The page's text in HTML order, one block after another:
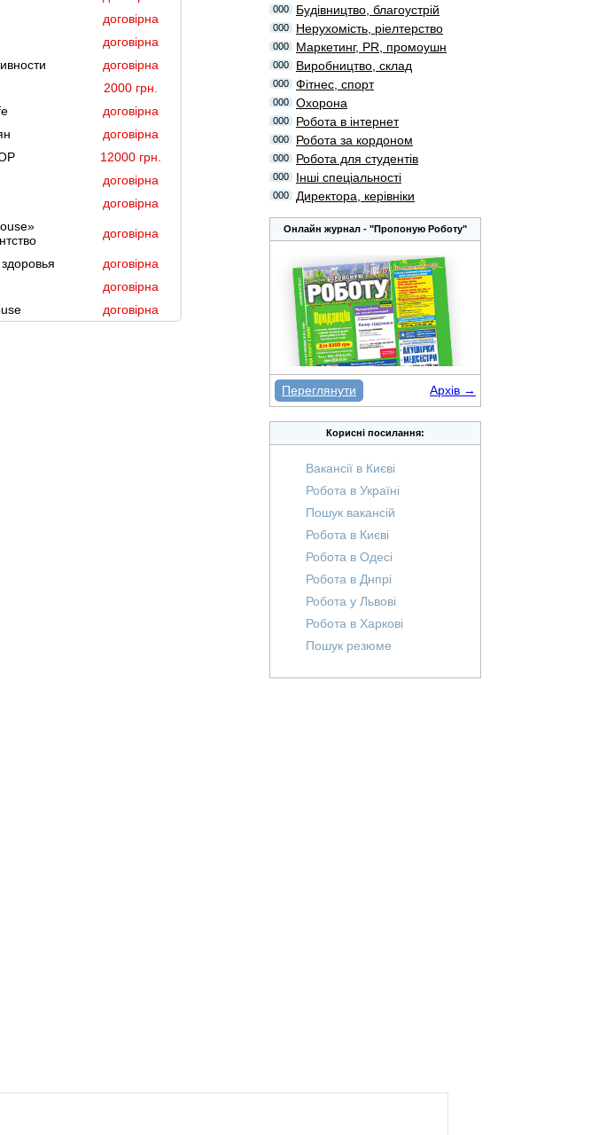
договірна
договірна
договірна
2000 грн.
договірна
договірна
12000 грн.
договірна
договірна
договірна
договірна
договірна
договірна
000 Будівництво, благоустрій
000 Нерухомість, ріелтерство
000 Маркетинг, PR, промоушн
000 Виробництво, склад
000 Фітнес, спорт
000 Охорона
000 Робота в інтернет
000 Робота за кордоном
000 Робота для студентів
000 Інші спеціальності
000 Директора, керівніки
Онлайн журнал - "Пропоную Роботу"
Архів →
Переглянути
Корисні посилання:
Вакансії в Києві
Робота в Україні
Пошук вакансій
Робота в Києві
Робота в Одесі
Робота в Днпрі
Робота у Львові
Робота в Харкові
Пошук резюме